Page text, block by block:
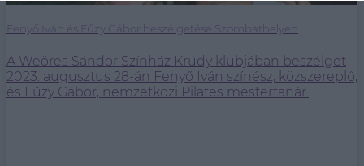
Fenyő Iván és Fűzy Gábor beszélgetése Szombathelyen
A Weöres Sándor Színház Krúdy klubjában beszélget
2023. augusztus 28-án Fenyő Iván színész, közszereplő,
és Fűzy Gábor, nemzetközi Pilates mestertanár.